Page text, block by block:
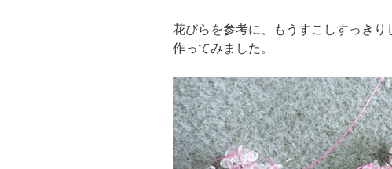
花びらを参考に、もうすこしすっき
作ってみました。